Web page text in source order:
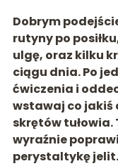
Dobrym
rutyny po
ulgę, oraz kilku
ciągu dnia. Po
ćwiczenia i
wstawaj co jakiś
skrętów tułowia.
wyraźnie
perystaltykę jelit.